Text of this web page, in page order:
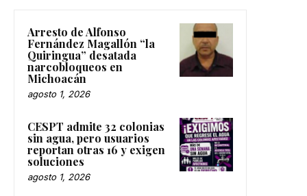
Arresto de Alfonso
Fernández Magallón “la
Quiringua” desatada
narcobloqueos en
Michoacán
agosto 1, 2026
CESPT admite 32 colonias
sin agua, pero usuarios
reportan otras 16 y exigen
soluciones
agosto 1, 2026